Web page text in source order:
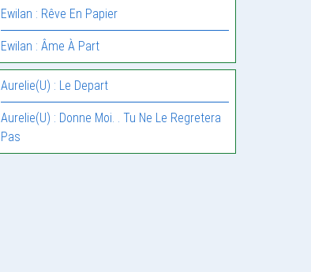
Ewilan : Rêve En Papier
Ewilan : Âme À Part
Aurelie(U) : Le Depart
Aurelie(U) : Donne Moi. . Tu Ne Le Regretera
Pas